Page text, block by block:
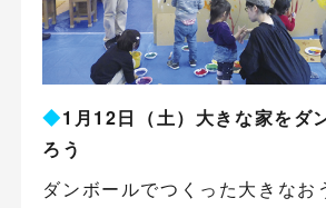
◆1月12日（土）大きな家をダ
ろう
ダンボールでつくった大きなお